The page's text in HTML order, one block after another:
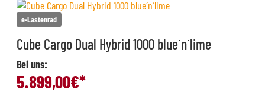
e-Lastenrad
Cube Cargo Dual Hybrid 1000 blue´n´lime
Bei uns:
5.899,00€*